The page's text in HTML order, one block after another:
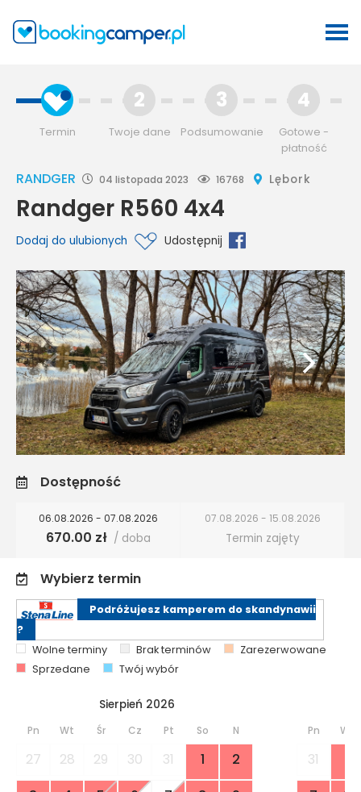
Termin
2
Twoje dane
3
Podsumowanie
4
Gotowe -
płatność
RANDGER 04 listopada 2023 16768 Lębork
Randger R560 4x4
Dodaj do ulubionych Udostępnij
Dostępność
06.08.2026 - 07.08.2026
670.00 zł / doba
07.08.2026 - 15.08.2026
Termin zajęty
Wybierz termin
Podróżujesz kamperem do skandynawii
?
Wolne terminy
Brak terminów
Zarezerwowane
Sprzedane
Twój wybór
Sierpień 2026
Pn Wt Śr Cz Pt So N
27 28 29 30 31 1
2
Pn Wt
31